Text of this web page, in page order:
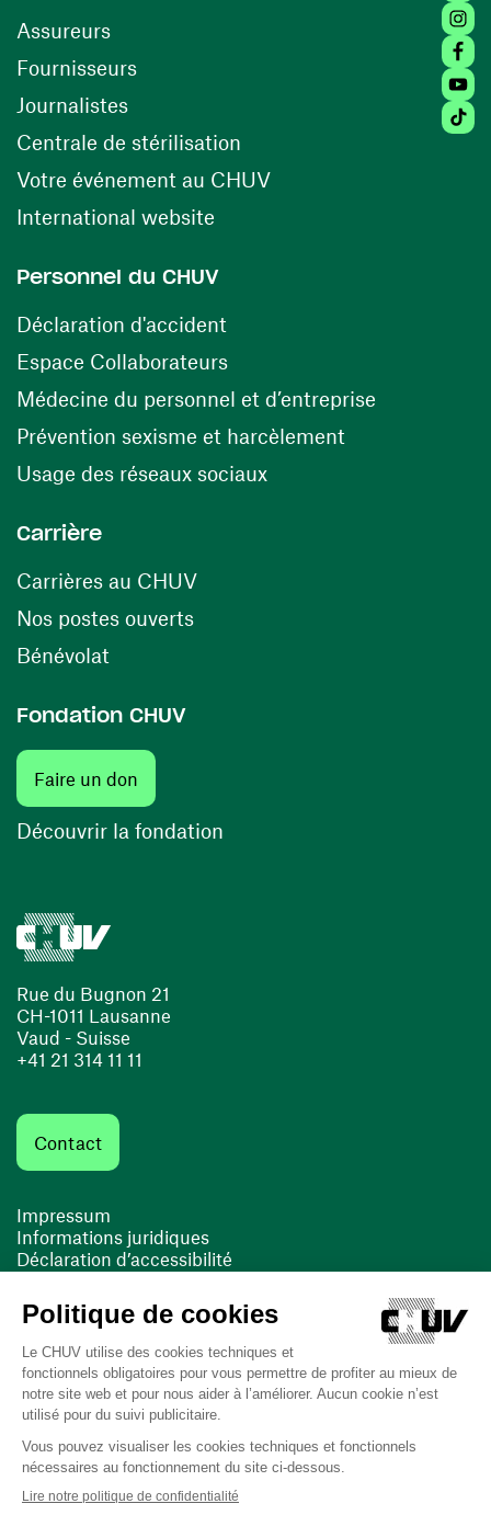
Rue du Bugnon 21
CH-1011 Lausanne
Vaud - Suisse
+41 21 314 11 11
Contact
Impressum
Informations juridiques
Déclaration d’accessibilité
Cookies
(opens in a new window)
(opens in a new window)
Assureurs
Fournisseurs(opens in a new window)
Journalistes
Centrale de stérilisation (opens in a new window)
Votre événement au CHUV(opens in a new
International website
Personnel du CHUV
Déclaration d'accident
Espace Collaborateurs(opens in a new window)
Médecine du personnel et d’entreprise
Prévention sexisme et harcèlement
Usage des réseaux sociaux(opens in a new
Carrière
Carrières au CHUV(opens in a new window)
Nos postes ouverts(opens in a new window)
Bénévolat
Fondation CHUV
Faire un don
Découvrir la fondation